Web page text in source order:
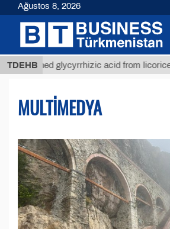
TDEHBglycyrrhizic acid from licorice root (t.)
MULTIMEDYA
Ağustos 8, 2026